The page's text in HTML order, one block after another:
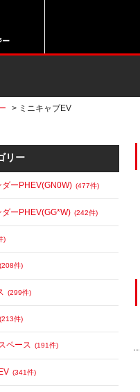
ー
> ミニキャブEV
リー
ダーPHEV(GN0W) (477件)
ダーPHEV(GG*W) (242件)
)
(208件)
(299件)
(213件)
ペース (191件)
(341件)